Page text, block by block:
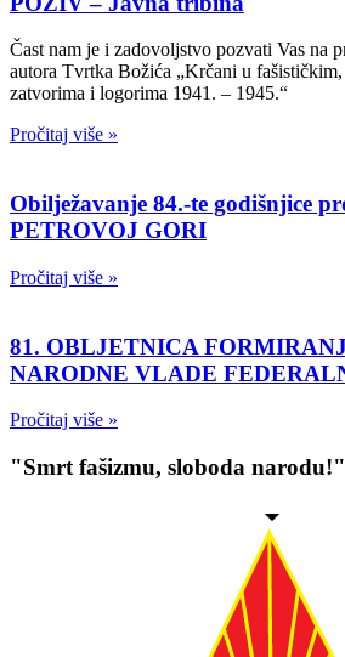
Čast nam je i zadovoljstvo pozvati Vas na
autora Tvrtka Božića „Krčani u
zatvorima i logorima 1941. – 1945.“
Pročitaj više »
Obilježavanje 84.-te godišnjice
PETROVOJ GORI
Pročitaj više »
81. OBLJETNICA
NARODNE VLADE
Pročitaj više »
"Smrt fašizmu, sloboda narodu!"